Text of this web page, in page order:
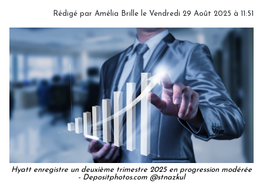
Rédigé par Amélia Brille le Vendredi 29 Août 2025 à 11:51
Hyatt enregistre un deuxième trimestre 2025 en progression modérée
- Depositphotos.com @stnazkul